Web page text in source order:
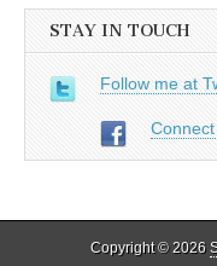
STAY IN TOUCH
Follow me at
Copyright © 2026